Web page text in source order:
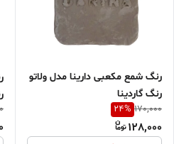
رنگ شمع مکعبی دارینا مدل ولاتو
رنگ گاردینا
170,000
24%
128,000